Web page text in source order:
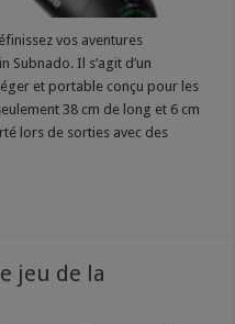
vos aventures
Subnado. Il s’agit d’un
et portable conçu pour les
38 cm de long et 6 cm
lors de sorties avec des
jeu de la